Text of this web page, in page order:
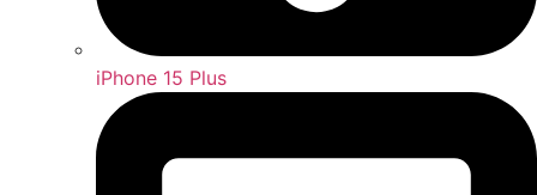
iPhone 15 Plus